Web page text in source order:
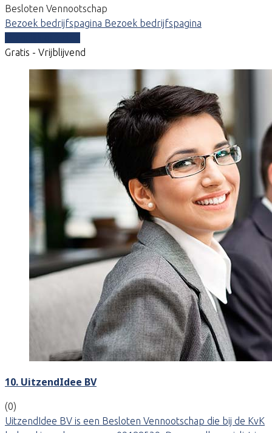
Besloten Vennootschap
Bezoek bedrijfspagina Bezoek bedrijfspagina
Gratis - Vrijblijvend
10. UitzendIdee BV
(0)
UitzendIdee BV is een Besloten Vennootschap die bij de KvK